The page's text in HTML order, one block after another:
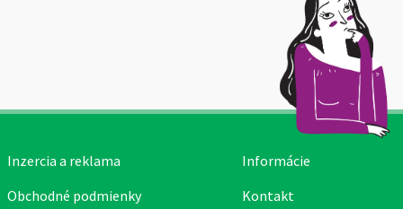
Inzercia a reklama
Obchodné podmienky
Informácie
Kontakt